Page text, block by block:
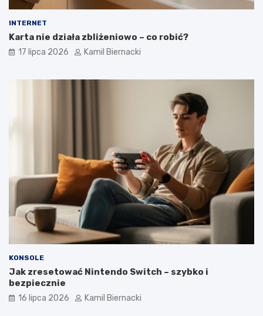
INTERNET
Karta nie działa zbliżeniowo – co robić?
17 lipca 2026 Kamil Biernacki
KONSOLE
Jak zresetować Nintendo Switch – szybko i
bezpiecznie
16 lipca 2026 Kamil Biernacki